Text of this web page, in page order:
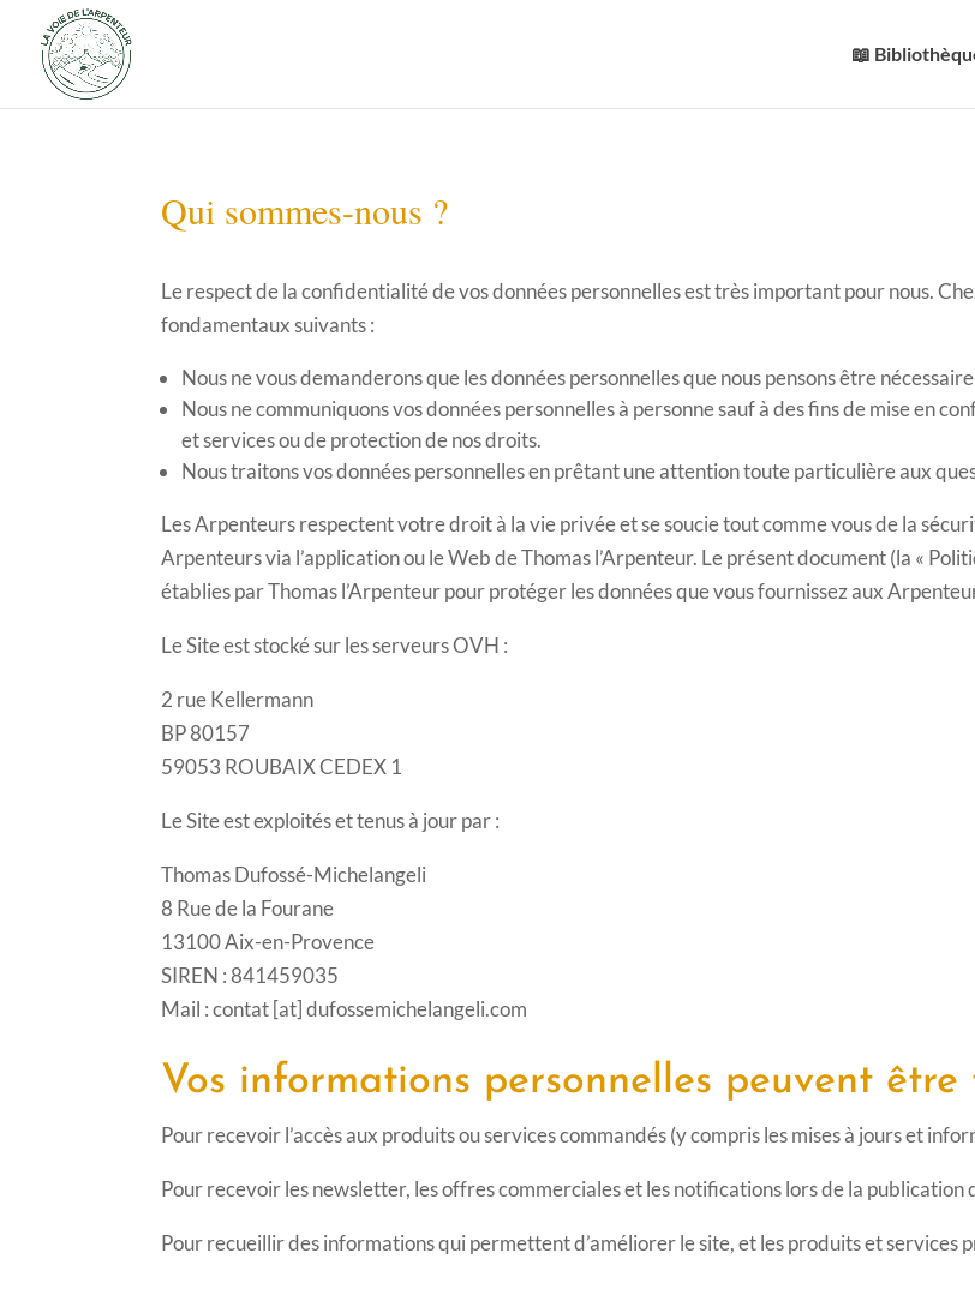
📖
Qui sommes-nous ?
Le respect de la confidentialité de vos données personnelles est très important pour nous.
fondamentaux suivants :
Nous ne vous demanderons que les données personnelles que nous pensons être
Nous ne communiquons vos données personnelles à personne sauf à des fins de mise en
et services ou de protection de nos droits.
Nous traitons vos données personnelles en prêtant une attention toute particulière aux
Les Arpenteurs respectent votre droit à la vie privée et se soucie tout comme vous de la
Arpenteurs via l’application ou le Web de Thomas l’Arpenteur. Le présent document (la «
établies par Thomas l’Arpenteur pour protéger les données que vous fournissez aux
Le Site est stocké sur les serveurs OVH :
2 rue Kellermann
BP 80157
59053 ROUBAIX CEDEX 1
Le Site est exploités et tenus à jour par :
Thomas Dufossé-Michelangeli
8 Rue de la Fourane
13100 Aix-en-Provence
SIREN : 841459035
Mail : contat [at] dufossemichelangeli.com
Vos informations personnelles peuvent être
Pour recevoir l’accès aux produits ou services commandés (y compris les mises à jours et
Pour recevoir les newsletter, les offres commerciales et les notifications lors de la publication
Pour recueillir des informations qui permettent d’améliorer le site, et les produits et services